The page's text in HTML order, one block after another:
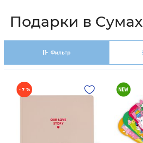
Подарки в Сумах
Фильтр
- 7 %